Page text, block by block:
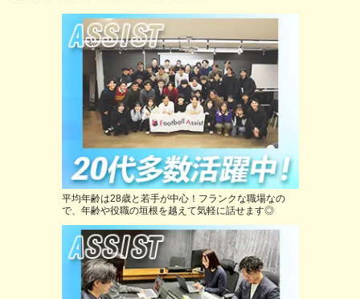
平均年齢は28歳と若手が中心！フランクな職場なの
で、年齢や役職の垣根を越えて気軽に話せます◎